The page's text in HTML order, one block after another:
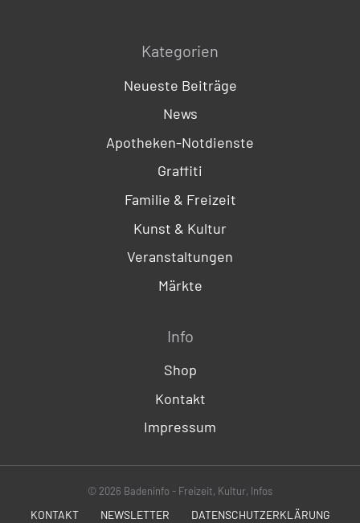
Kategorien
Neueste Beiträge
News
Apotheken-Notdienste
Graffiti
Familie & Freizeit
Kunst & Kultur
Veranstaltungen
Märkte
Info
Shop
Kontakt
Impressum
© 2026 Badeninfo - Freizeit, Kultur, Infos
KONTAKT NEWSLETTER DATENSCHUTZERKLÄRUNG